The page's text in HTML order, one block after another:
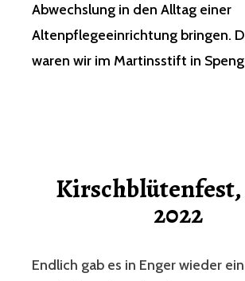
Abwechslung in den Alltag einer
Altenpflegeeinrichtung bringen.
waren wir im Martinsstift in
2022
Endlich gab es in Enger wieder ein